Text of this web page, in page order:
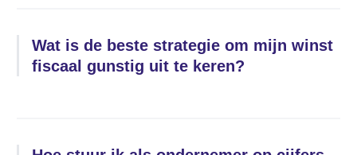
Wat is de beste strategie om mijn winst
fiscaal gunstig uit te keren?